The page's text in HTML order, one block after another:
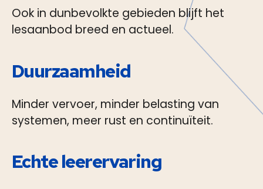
Ook in dunbevolkte gebieden blijft het
lesaanbod breed en actueel.
Duurzaamheid
Minder vervoer, minder belasting van
systemen, meer rust en continuïteit.
Echte leerervaring